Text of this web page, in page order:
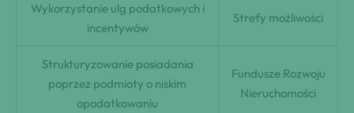
Wykorzystanie ulg podatkowych i
incentywów
Strefy możliwości
Strukturyzowanie posiadania
poprzez podmioty o niskim
opodatkowaniu
Fundusze Rozwoju
Nieruchomości